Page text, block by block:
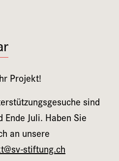
Projekt!
sind
Ende Juli. Haben Sie
an unsere
stiftung.ch